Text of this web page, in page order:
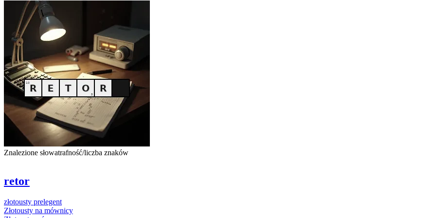
Znalezione słowatrafność/liczba znaków
retor
złotousty prelegent
Złotousty na mównicy